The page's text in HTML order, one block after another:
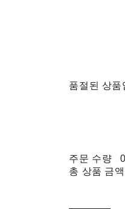
품절된 상품
주문 수량
총 상품 금액